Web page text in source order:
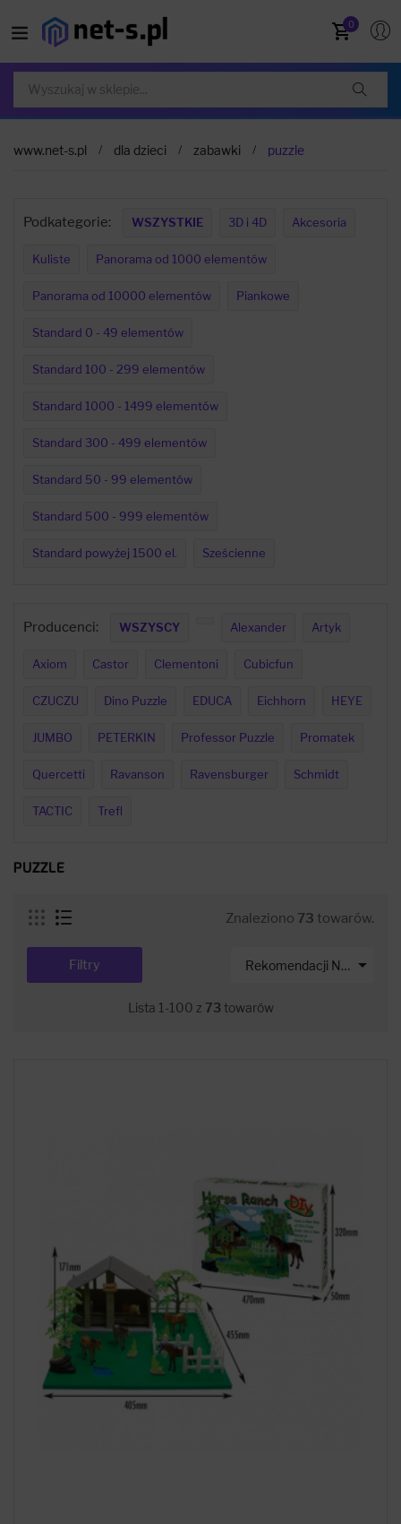
0
www.net-s.pl dla dzieci zabawki puzzle
Podkategorie: WSZYSTKIE 3D i 4D Akcesoria
Kuliste Panorama od 1000 elementów
Panorama od 10000 elementów Piankowe
Standard 0 - 49 elementów
Standard 100 - 299 elementów
Standard 1000 - 1499 elementów
Standard 300 - 499 elementów
Standard 50 - 99 elementów
Standard 500 - 999 elementów
Standard powyżej 1500 el. Sześcienne
Producenci: WSZYSCY Alexander Artyk
Axiom Castor Clementoni Cubicfun
CZUCZU Dino Puzzle EDUCA Eichhorn HEYE
JUMBO PETERKIN Professor Puzzle Promatek
Quercetti Ravanson Ravensburger Schmidt
TACTIC Trefl
PUZZLE
Znaleziono 73 towarów.
Rekomendacji Net-s 
Filtry
Lista 1-100 z 73 towarów